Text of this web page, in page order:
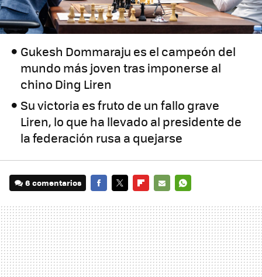
Gukesh Dommaraju es el campeón del
mundo más joven tras imponerse al
chino Ding Liren
Su victoria es fruto de un fallo grave
Liren, lo que ha llevado al presidente de
la federación rusa a quejarse
6 comentarios
MAIL